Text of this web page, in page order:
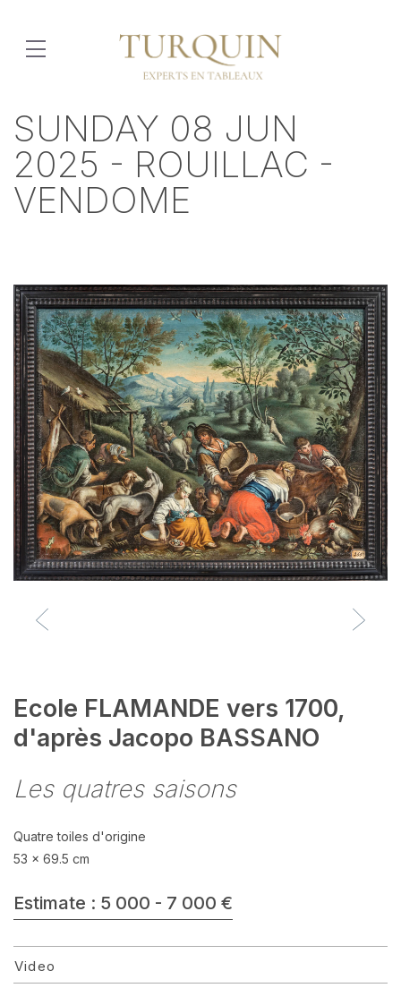
SUNDAY 08 JUN
2025 - ROUILLAC -
VENDOME
Ecole FLAMANDE vers 1700,
d'après Jacopo BASSANO
Les quatres saisons
Quatre toiles d'origine
53 x 69.5 cm
Estimate : 5 000 - 7 000 €
Video